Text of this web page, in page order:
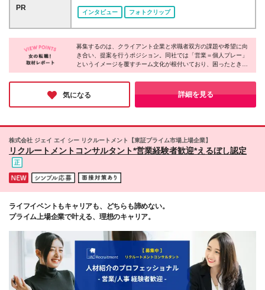
者、双方の視点で物事を考えることに興味がある方
※固定残業代は時間外労働の有無に関わらず48時間分
用形態・給与・待遇に差異はありません）
せん ※配属は希望を考慮して決定します *東京本社 千
代田区神田神保町1-105 神保町三井ビルディング14F
*北海道支店 北海道札幌市中央区北三条西4丁目1番地
1 日本生命札幌ビル6階 *東北支店 仙台市青葉区一番
町1丁目9番1号 仙台トラストタワー22F *北関東支店
さいたま市大宮区桜木町一丁目7番地5 ソニックシテ
ィビル20F *横浜支店 横浜市西区高島一丁目1番2号 横
浜三井ビルディング12F *静岡支店 静岡市葵区御幸町
11番地30 エクセルワード静岡ビル4F *浜松支店 浜松
市中央区板屋町111-2 浜松アクトタワー25F *名古屋
大阪市北区梅田2-2-2 ヒルトンプラザウエスト オフィ
スタワー12F *神戸支店 神戸市中央区磯上通8-3-10 井
アクティブインターシティ広島8F *福岡支店 福岡市博
多区博多駅中央街8-1 JRJP博多ビル4F (変更の範囲)
PR
インタビュー フォトクリップ
募集するのは、クライアント企業と求職者双方の課題や希望に向
き合い、提案を行うポジション。同社では「営業＝個人プレー」
というイメージを覆すチーム文化が根付いており、困ったときは
自然に声をかけ合い、協力しながら企業と候補者の未来を創って
いく雰囲気がありました。充実した研修制度に加え、女性が長く
活躍できる環境も整備。業界未経験の方も歓迎しているため、ぜ
ひチャレンジしてみてください！
気になる 詳細を見る
株式会社 ジェイ エイ シー リクルートメント【東証プライム市場上場企業】
リクルートメントコンサルタント*営業経験者歓迎*えるぼし認定
ライフイベントもキャリアも、どちらも諦めない。
プライム上場企業で叶える、理想のキャリア。